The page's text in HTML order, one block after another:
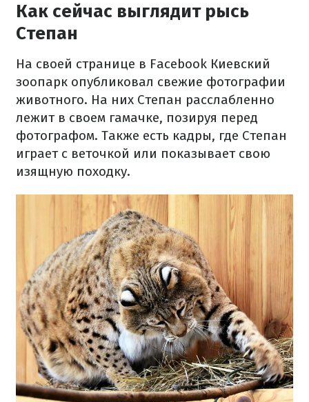
Как сейчас выглядит рысь
Степан
На своей странице в Facebook Киевский
зоопарк опубликовал свежие фотографии
животного. На них Степан расслабленно
лежит в своем гамачке, позируя перед
фотографом. Также есть кадры, где Степан
играет с веточкой или показывает свою
изящную походку.